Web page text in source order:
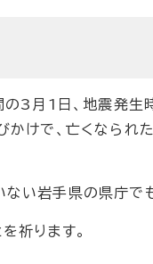
の3月1日、地震発
かけで、亡くなら
い岩手県の県庁で
祈ります。